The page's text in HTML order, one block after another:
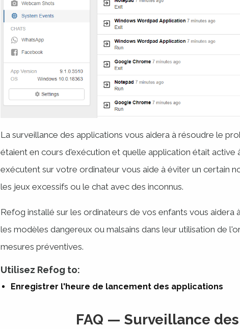
La surveillance des applications vous aidera à résoudre le
étaient en cours d'exécution et quelle application était
exécutent sur votre ordinateur vous aide à éviter un certain
les jeux excessifs ou le chat avec des inconnus.
Refog installé sur les ordinateurs de vos enfants vous
les modèles dangereux ou malsains dans leur utilisation de
mesures préventives.
Utilisez Refog to:
Enregistrer l'heure de lancement des applications
FAQ — Surveillance